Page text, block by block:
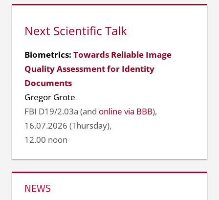
Next Scientific Talk
Biometrics: Towards Reliable Image
Quality Assessment for Identity
Documents
Gregor Grote
FBI D19/2.03a (and online via BBB),
16.07.2026 (Thursday),
12.00 noon
NEWS